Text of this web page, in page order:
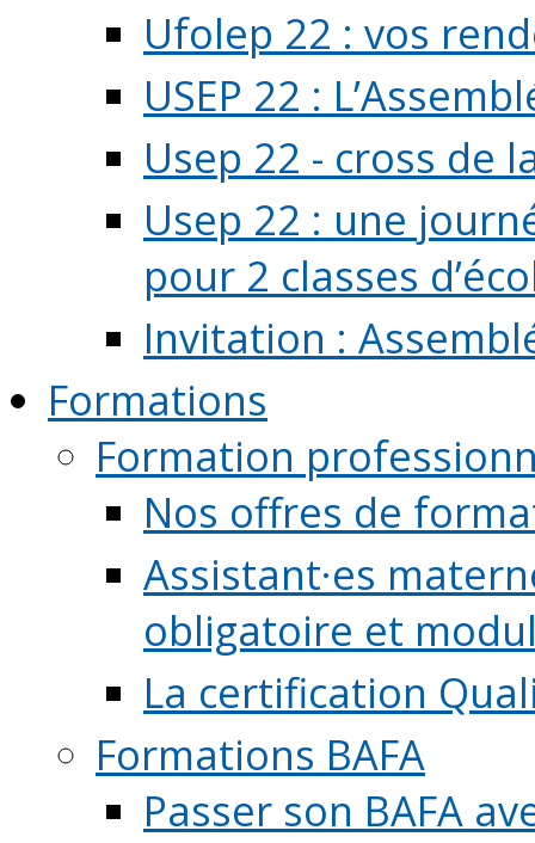
Ufolep 22 : vos
USEP 22 :
Usep 22 - cross de
Usep 22 : une
pour 2 classes
Invitation :
Formations
Formation
Nos offres de
Assistant·es
obligatoire et
La certification
Formations BAFA
Passer son BAFA